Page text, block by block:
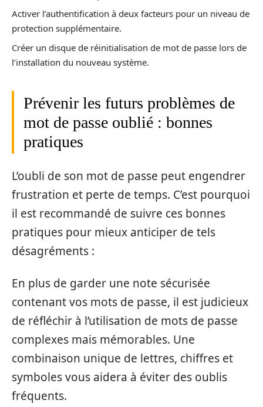
Activer l’authentification à deux facteurs pour un niveau de
protection supplémentaire.
Créer un disque de réinitialisation de mot de passe lors de
l’installation du nouveau système.
Prévenir les futurs problèmes de
mot de passe oublié : bonnes
pratiques
L’oubli de son mot de passe peut engendrer
frustration et perte de temps. C’est pourquoi
il est recommandé de suivre ces bonnes
pratiques pour mieux anticiper de tels
désagréments :
En plus de garder une note sécurisée
contenant vos mots de passe, il est judicieux
de réfléchir à l’utilisation de mots de passe
complexes mais mémorables. Une
combinaison unique de lettres, chiffres et
symboles vous aidera à éviter des oublis
fréquents.